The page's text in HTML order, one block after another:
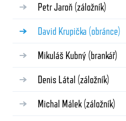
Petr Jaroň (záložník)
David Krupička (obránce)
Mikuláš Kubný (brankář)
Denis Látal (záložník)
Michal Málek (záložník)